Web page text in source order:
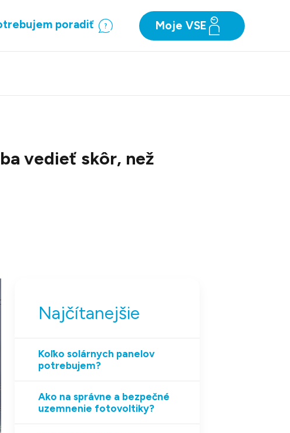
poradiť Moje VSE
vedieť skôr, než
Najčítanejšie
Koľko solárnych panelov
potrebujem?
Ako na správne a bezpečné
uzemnenie fotovoltiky?